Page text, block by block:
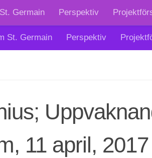
Germain Perspektiv
St. Germain Perspektiv
11 april, 2017